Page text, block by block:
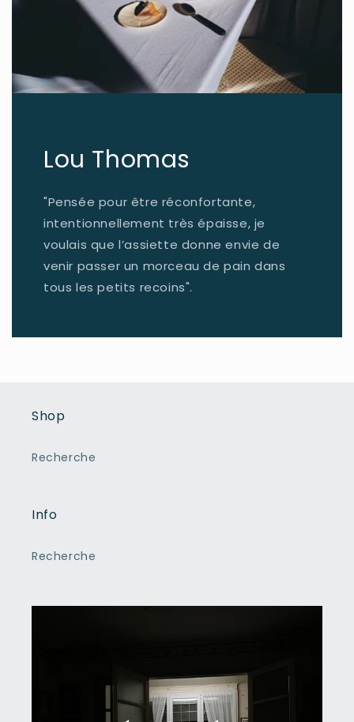
Lou Thomas
"Pensée pour être réconfortante,
intentionnellement très épaisse, je
voulais que l’assiette donne envie de
venir passer un morceau de pain dans
tous les petits recoins".
Shop
Recherche
Info
Recherche